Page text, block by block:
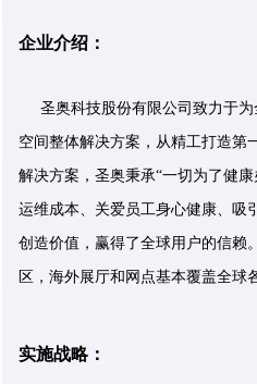
企业介绍：
圣奥科技股份有限公司致力于
空间整体解决方案，从精工打造第
解决方案，圣奥秉承“一切为了健
运维成本、关爱员工身心健康、吸
创造价值，赢得了全球用户的信赖
区，海外展厅和网点基本覆盖全球
实施战略：